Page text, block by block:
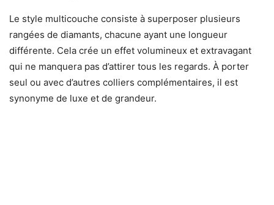
Le style multicouche consiste à superposer plusieurs
rangées de diamants, chacune ayant une longueur
différente. Cela crée un effet volumineux et extravagant
qui ne manquera pas d’attirer tous les regards. À porter
seul ou avec d’autres colliers complémentaires, il est
synonyme de luxe et de grandeur.